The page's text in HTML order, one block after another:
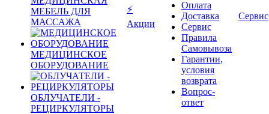
МЕБЕЛЬ ДЛЯ
МАССАЖА
МЕДИЦИНСКОЕ
ОБОРУДОВАНИЕ
ОБЛУЧАТЕЛИ -
РЕЦИРКУЛЯТОРЫ
⚡
Акции
Оплата
Доставка
Сервис
Правила
Самовывоза
Гарантии,
условия
возврата
Вопрос-
ответ
Сервис